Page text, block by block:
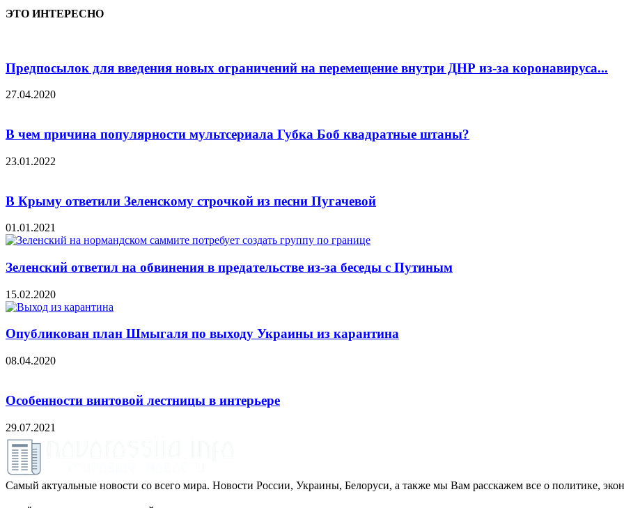
ЭТО ИНТЕРЕСНО
Предпосылок для введения новых ограничений на перемещение внутри ДНР из-за коронавируса...
27.04.2020
В чем причина популярности мультсериала Губка Боб квадратные штаны?
23.01.2022
В Крыму ответили Зеленскому строчкой из песни Пугачевой
01.01.2021
Зеленский ответил на обвинения в предательстве из-за беседы с Путиным
15.02.2020
Опубликован план Шмыгаля по выходу Украины из карантина
08.04.2020
Особенности винтовой лестницы в интерьере
29.07.2021
Самый актуальные новости со всего мира. Новости России, Украины, Белоруси, а также мы Вам расскажем все о политике,